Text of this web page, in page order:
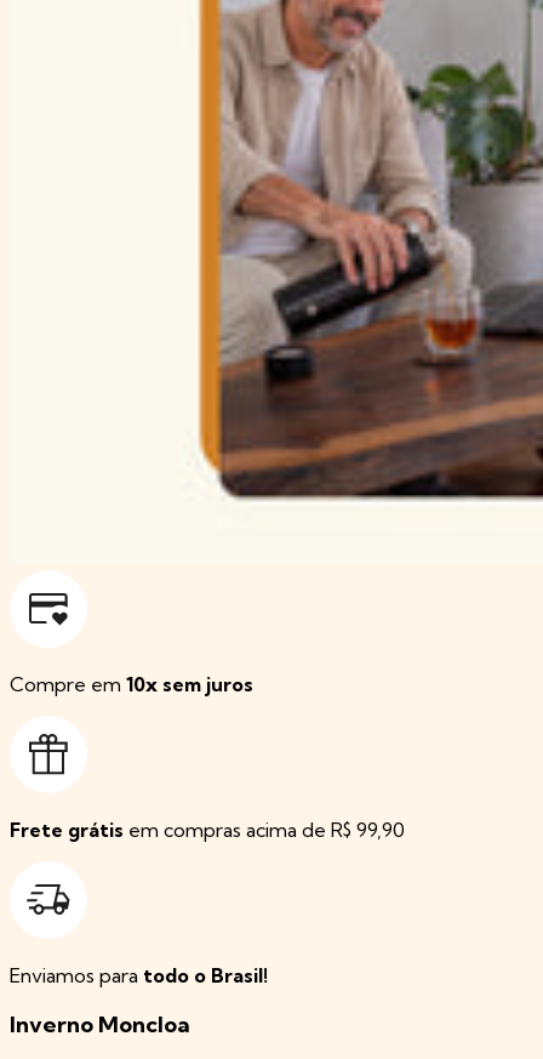
Compre em 10x sem juros
Frete grátis em compras acima de R$ 99,90
Enviamos para todo o Brasil!
Inverno Moncloa